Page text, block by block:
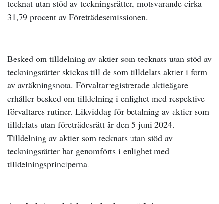
tecknat utan stöd av teckningsrätter, motsvarande cirka
31,79 procent av Företrädesemissionen.
Besked om tilldelning av aktier som tecknats utan stöd av
teckningsrätter skickas till de som tilldelats aktier i form
av avräkningsnota. Förvaltarregistrerade aktieägare
erhåller besked om tilldelning i enlighet med respektive
förvaltares rutiner. Likviddag för betalning av aktier som
tilldelats utan företrädesrätt är den 5 juni 2024.
Tilldelning av aktier som tecknats utan stöd av
teckningsrätter har genomförts i enlighet med
tilldelningsprinciperna.